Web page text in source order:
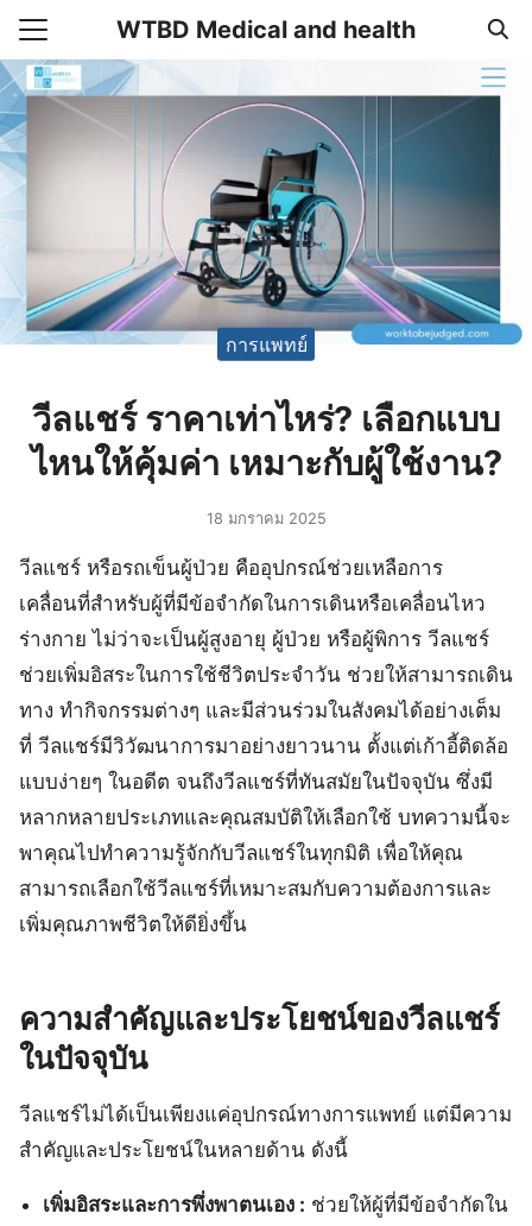
Skip
content
WTBD Medical and health
ก
Search
for:
การแพทย์
วีลแชร์ ราคาเท่าไหร่? เลือกแบบ
ไหนให้คุ้มค่า เหมาะกับผู้ใช้งาน?
18 มกราคม 2025
วีลแชร์ หรือรถเข็นผู้ป่วย คืออุปกรณ์ช่วยเหลือการ
เคลื่อนที่สำหรับผู้ที่มีข้อจำกัดในการเดินหรือเคลื่อนไหว
ร่างกาย ไม่ว่าจะเป็นผู้สูงอายุ ผู้ป่วย หรือผู้พิการ วีลแชร์
ช่วยเพิ่มอิสระในการใช้ชีวิตประจำวัน ช่วยให้สามารถเดิน
ทาง ทำกิจกรรมต่างๆ และมีส่วนร่วมในสังคมได้อย่างเต็ม
ที่ วีลแชร์มีวิวัฒนาการมาอย่างยาวนาน ตั้งแต่เก้าอี้ติดล้อ
แบบง่ายๆ ในอดีต จนถึงวีลแชร์ที่ทันสมัยในปัจจุบัน ซึ่งมี
หลากหลายประเภทและคุณสมบัติให้เลือกใช้ บทความนี้จะ
พาคุณไปทำความรู้จักกับวีลแชร์ในทุกมิติ เพื่อให้คุณ
สามารถเลือกใช้วีลแชร์ที่เหมาะสมกับความต้องการและ
เพิ่มคุณภาพชีวิตให้ดียิ่งขึ้น
ความสำคัญและประโยชน์ของวีลแชร์
ในปัจจุบัน
วีลแชร์ไม่ได้เป็นเพียงแค่อุปกรณ์ทางการแพทย์ แต่มีความ
สำคัญและประโยชน์ในหลายด้าน ดังนี้
เพิ่มอิสระและการพึ่งพาตนเอง : ช่วยให้ผู้ที่มีข้อจำกัดใน